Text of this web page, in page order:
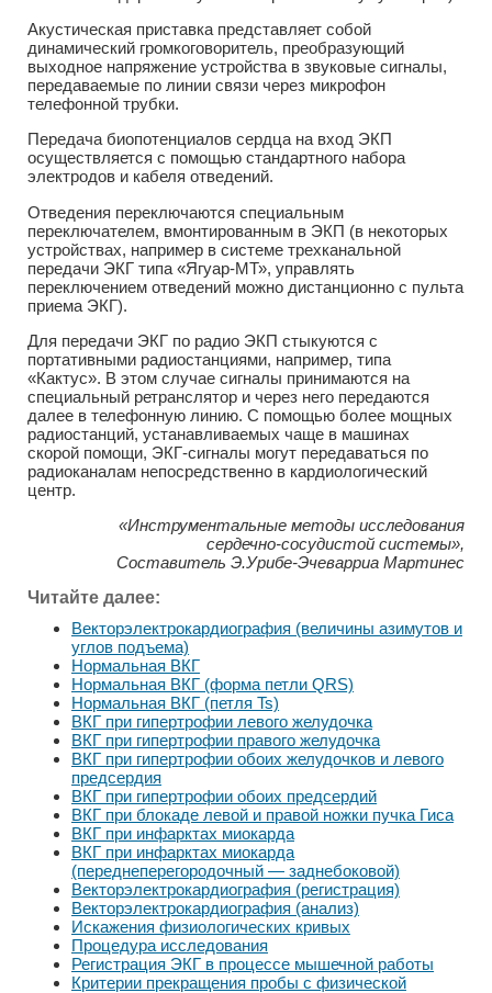
Акустическая приставка представляет собой
динамический громкоговоритель, преобразующий
выходное напряжение устройства в звуковые сигналы,
передаваемые по линии связи через микрофон
телефонной трубки.
Передача биопотенциалов сердца на вход ЭКП
осуществляется с помощью стандартного набора
электродов и кабеля отведений.
Отведения переключаются специальным
переключателем, вмонтированным в ЭКП (в некоторых
устройствах, например в системе трехканальной
передачи ЭКГ типа «Ягуар-МТ», управлять
переключением отведений можно дистанционно с пульта
приема ЭКГ).
Для передачи ЭКГ по радио ЭКП стыкуются с
портативными радиостанциями, например, типа
«Кактус». В этом случае сигналы принимаются на
специальный ретранслятор и через него передаются
далее в телефонную линию. С помощью более мощных
радиостанций, устанавливаемых чаще в машинах
скорой помощи, ЭКГ-сигналы могут передаваться по
радиоканалам непосредственно в кардиологический
центр.
«Инструментальные методы исследования
сердечно-сосудистой системы»,
Составитель Э.Урибе-Эчеварриа Мартинес
Читайте далее:
Векторэлектрокардиография (величины азимутов и
углов подъема)
Нормальная ВКГ
Нормальная ВКГ (форма петли QRS)
Нормальная ВКГ (петля Ts)
ВКГ при гипертрофии левого желудочка
ВКГ при гипертрофии правого желудочка
ВКГ при гипертрофии обоих желудочков и левого
предсердия
ВКГ при гипертрофии обоих предсердий
ВКГ при блокаде левой и правой ножки пучка Гиса
ВКГ при инфарктах миокарда
ВКГ при инфарктах миокарда
(переднеперегородочный — заднебоковой)
Векторэлектрокардиография (регистрация)
Векторэлектрокардиография (анализ)
Искажения физиологических кривых
Процедура исследования
Регистрация ЭКГ в процессе мышечной работы
Критерии прекращения пробы с физической